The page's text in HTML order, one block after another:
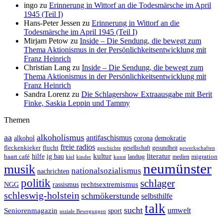
ingo zu Erinnerung in Wittorf an die Todesmärsche im April
1945 (Teil I)
Hans-Peter Jessen zu Erinnerung in Wittorf an die
Todesmärsche im April 1945 (Teil I)
Mirjam Petow zu Inside – Die Sendung, die bewegt zum
Thema Aktionismus in der Persönlichkeitsentwicklung mit
Franz Heinrich
Christian Lang zu Inside – Die Sendung, die bewegt zum
Thema Aktionismus in der Persönlichkeitsentwicklung mit
Franz Heinrich
Sandra Lorenz zu Die Schlagershow Extraausgabe mit Berit
Finke, Saskia Leppin und Tammy
Themen
aa alkohol alkoholismus antifaschismus corona demokratie
fleckenkieker flucht freie radios geschichte gesellschaft gesundheit gewerkschaften
haart café hilfe ig bau kiel kinder kultur kunst landtag literatur medien migration
musik nachrichten nationalsozialismus neumünster
NGG politik rassismus rechtsextremismus schlager
schleswig-holstein schmökerstunde selbsthilfe
Seniorenmagazin soziale Bewegungen sport sucht talk umwelt